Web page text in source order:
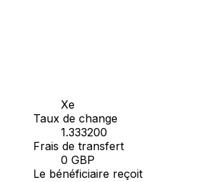
Xe
Taux de change
1.333200
Frais de transfert
0 GBP
Le bénéficiaire reçoit